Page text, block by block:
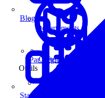
Par Région
Carte interactive
Outils
Départements
Blog
Statistiques